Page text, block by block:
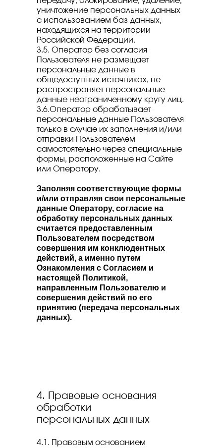
уничтожение персональных данных
с использованием баз данных,
находящихся на территории
Российской Федерации.
3.5. Оператор без согласия
Пользователя не размещает
персональные данные в
общедоступных источниках, не
распространяет персональные
данные неограниченному кругу лиц.
3.6.Оператор обрабатывает
персональные данные Пользователя
только в случае их заполнения и/или
отправки Пользователем
самостоятельно через специальные
формы, расположенные на Сайте
или Оператору.
Заполняя соответствующие формы
и/или отправляя свои персональные
данные Оператору, согласие на
обработку персональных данных
считается предоставленным
Пользователем посредством
совершения им конклюдентных
действий, а именно путем
Ознакомления с Согласием и
настоящей Политикой,
направленным Пользователю и
совершения действий по его
принятию (передача персональных
данных).
4. Правовые основания
обработки
персональных данных
4.1. Правовым основанием